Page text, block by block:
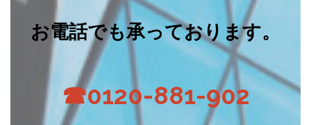
お電話でも承っております。
☎0120-881-902